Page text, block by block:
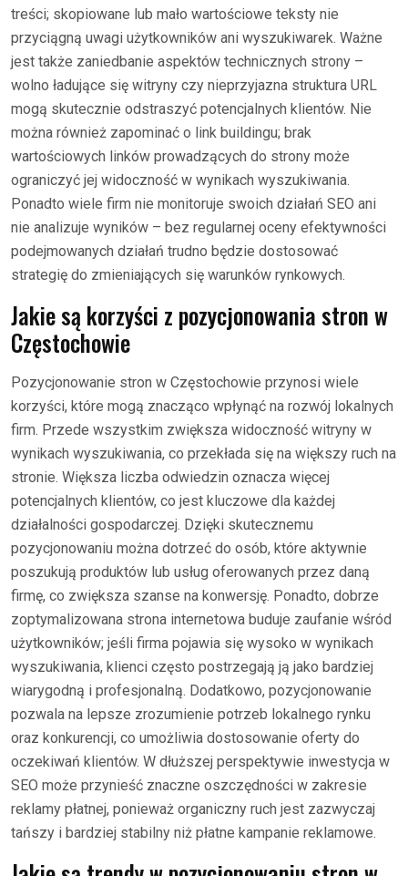
treści; skopiowane lub mało wartościowe teksty nie
przyciągną uwagi użytkowników ani wyszukiwarek. Ważne
jest także zaniedbanie aspektów technicznych strony –
wolno ładujące się witryny czy nieprzyjazna struktura URL
mogą skutecznie odstraszyć potencjalnych klientów. Nie
można również zapominać o link buildingu; brak
wartościowych linków prowadzących do strony może
ograniczyć jej widoczność w wynikach wyszukiwania.
Ponadto wiele firm nie monitoruje swoich działań SEO ani
nie analizuje wyników – bez regularnej oceny efektywności
podejmowanych działań trudno będzie dostosować
strategię do zmieniających się warunków rynkowych.
Jakie są korzyści z pozycjonowania stron w
Częstochowie
Pozycjonowanie stron w Częstochowie przynosi wiele
korzyści, które mogą znacząco wpłynąć na rozwój lokalnych
firm. Przede wszystkim zwiększa widoczność witryny w
wynikach wyszukiwania, co przekłada się na większy ruch na
stronie. Większa liczba odwiedzin oznacza więcej
potencjalnych klientów, co jest kluczowe dla każdej
działalności gospodarczej. Dzięki skutecznemu
pozycjonowaniu można dotrzeć do osób, które aktywnie
poszukują produktów lub usług oferowanych przez daną
firmę, co zwiększa szanse na konwersję. Ponadto, dobrze
zoptymalizowana strona internetowa buduje zaufanie wśród
użytkowników; jeśli firma pojawia się wysoko w wynikach
wyszukiwania, klienci często postrzegają ją jako bardziej
wiarygodną i profesjonalną. Dodatkowo, pozycjonowanie
pozwala na lepsze zrozumienie potrzeb lokalnego rynku
oraz konkurencji, co umożliwia dostosowanie oferty do
oczekiwań klientów. W dłuższej perspektywie inwestycja w
SEO może przynieść znaczne oszczędności w zakresie
reklamy płatnej, ponieważ organiczny ruch jest zazwyczaj
tańszy i bardziej stabilny niż płatne kampanie reklamowe.